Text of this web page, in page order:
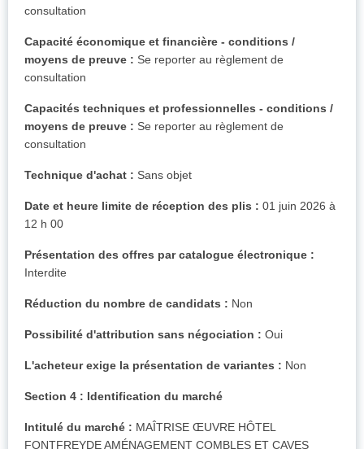
consultation
Capacité économique et financière - conditions /
moyens de preuve : Se reporter au règlement de
consultation
Capacités techniques et professionnelles - conditions /
moyens de preuve : Se reporter au règlement de
consultation
Technique d'achat : Sans objet
Date et heure limite de réception des plis : 01 juin 2026 à
12 h 00
Présentation des offres par catalogue électronique :
Interdite
Réduction du nombre de candidats : Non
Possibilité d'attribution sans négociation : Oui
L'acheteur exige la présentation de variantes : Non
Section 4 : Identification du marché
Intitulé du marché : MAÎTRISE ŒUVRE HÔTEL
FONTFREYDE AMÉNAGEMENT COMBLES ET CAVES